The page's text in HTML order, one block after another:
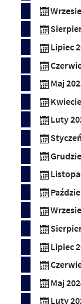
Lipiec
Maj
Luty
Lipiec
Maj
Luty